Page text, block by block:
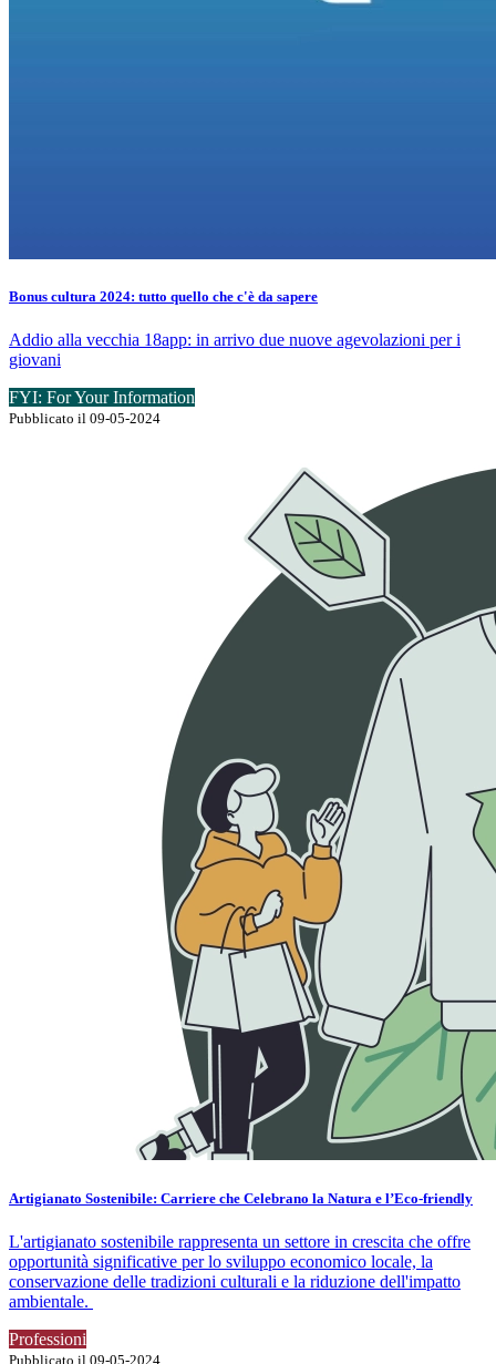
Bonus cultura 2024: tutto quello che c'è da sapere
Addio alla vecchia 18app: in arrivo due nuove agevolazioni per i
giovani
FYI: For Your Information
Pubblicato il 09-05-2024
Artigianato Sostenibile: Carriere che Celebrano la Natura e l’Eco-friendly
L'artigianato sostenibile rappresenta un settore in crescita che offre
opportunità significative per lo sviluppo economico locale, la
conservazione delle tradizioni culturali e la riduzione dell'impatto
ambientale.
Professioni
Pubblicato il 09-05-2024